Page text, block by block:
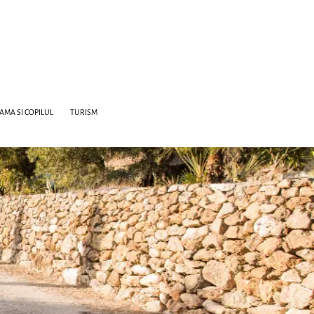
SI COPILUL TURISM